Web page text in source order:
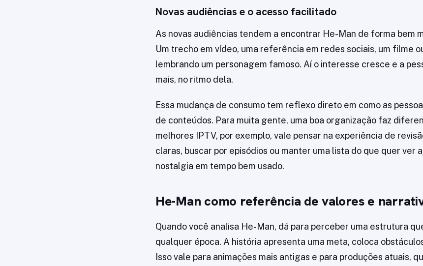
Novas audiências e o acesso facilitado
As novas audiências tendem a encontrar He-Man de forma bem
Um trecho em vídeo, uma referência em redes sociais, um filme
lembrando um personagem famoso. Aí o interesse cresce e a
mais, no ritmo dela.
Essa mudança de consumo tem reflexo direto em como as
de conteúdos. Para muita gente, uma boa organização faz
melhores IPTV, por exemplo, vale pensar na experiência de
claras, buscar por episódios ou manter uma lista do que quer ver
nostalgia em tempo bem usado.
He-Man como referência de valores e
Quando você analisa He-Man, dá para perceber uma estrutura
qualquer época. A história apresenta uma meta, coloca
Isso vale para animações mais antigas e para produções atuais,